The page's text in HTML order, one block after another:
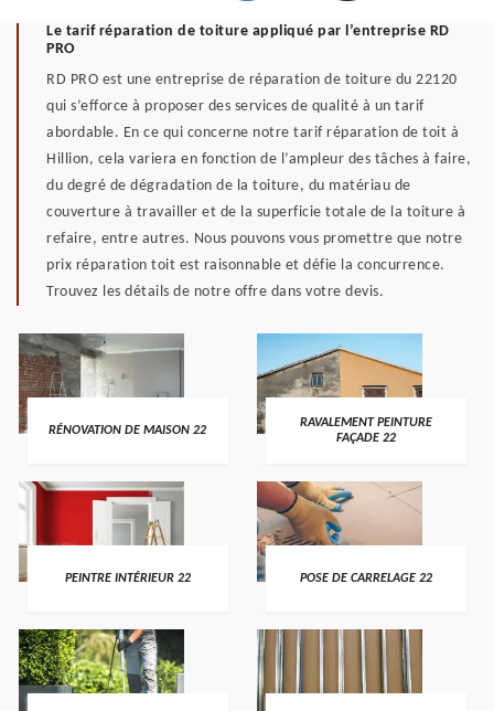
Le tarif réparation de toiture appliqué par l’entreprise RD
PRO
RD PRO est une entreprise de réparation de toiture du 22120
qui s’efforce à proposer des services de qualité à un tarif
abordable. En ce qui concerne notre tarif réparation de toit à
Hillion, cela variera en fonction de l’ampleur des tâches à faire,
du degré de dégradation de la toiture, du matériau de
couverture à travailler et de la superficie totale de la toiture à
refaire, entre autres. Nous pouvons vous promettre que notre
prix réparation toit est raisonnable et défie la concurrence.
Trouvez les détails de notre offre dans votre devis.
RÉNOVATION DE MAISON 22
RAVALEMENT PEINTURE
FAÇADE 22
PEINTRE INTÉRIEUR 22 POSE DE CARRELAGE 22